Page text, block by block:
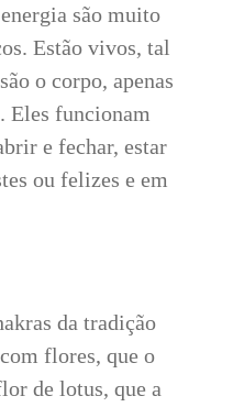
são muito
Estão vivos, tal
o corpo, apenas
Eles funcionam
e fechar, estar
ou felizes e em
da tradição
flores, que o
de lotus, que a